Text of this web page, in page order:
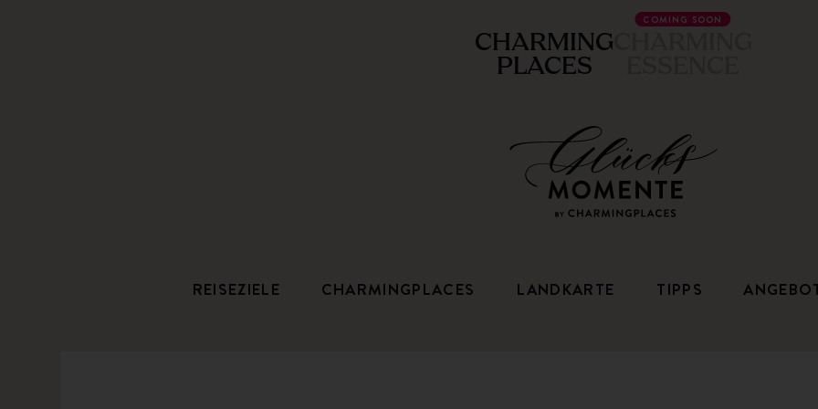
CHARMING
PLACES
COMING SOON
REISEZIELE CHARMINGPLACES LANDKARTE TIPPS